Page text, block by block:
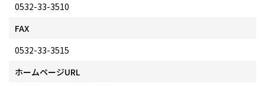
0532-33-3510
FAX
0532-33-3515
ホームページURL